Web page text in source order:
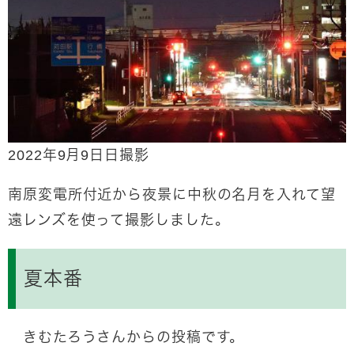
2022年9月9日日撮影
南原変電所付近から夜景に中秋の名月を入れて望
遠レンズを使って撮影しました。
夏本番
きむたろうさんからの投稿です。